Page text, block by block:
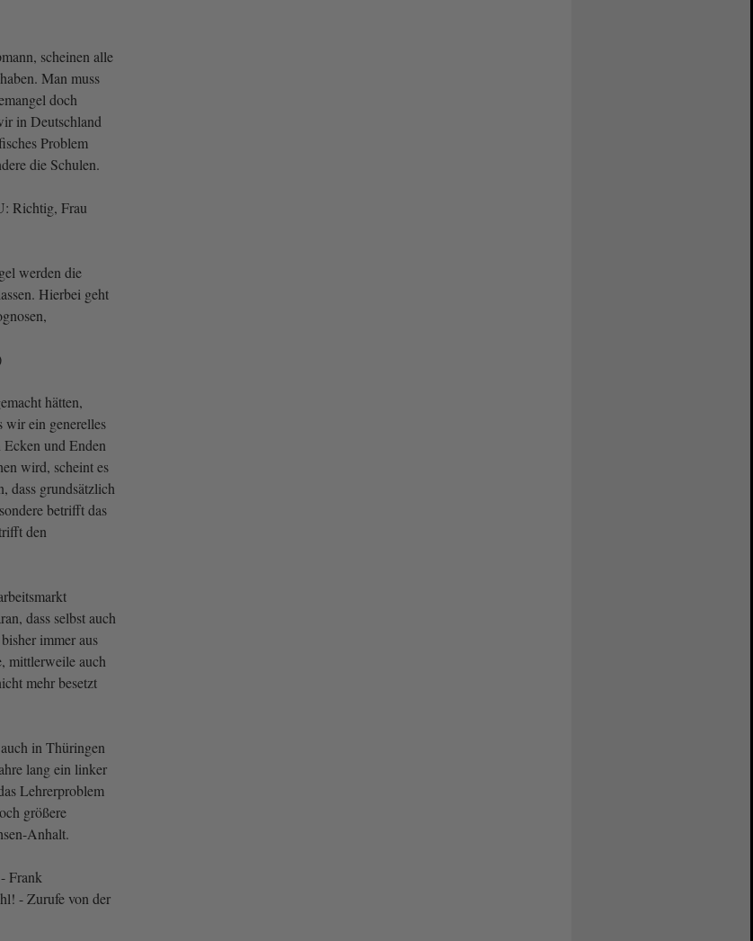
scheinen alle
Man muss
doch
in Deutschland
Problem
die Schulen.
Richtig, Frau
werden die
Hierbei geht
hätten,
wir ein generelles
und Enden
wird, scheint es
dass grundsätzlich
betrifft das
den
dass selbst auch
immer aus
mittlerweile auch
mehr besetzt
in Thüringen
lang ein linker
Lehrerproblem
größere
Anhalt.
Frank
- Zurufe von der